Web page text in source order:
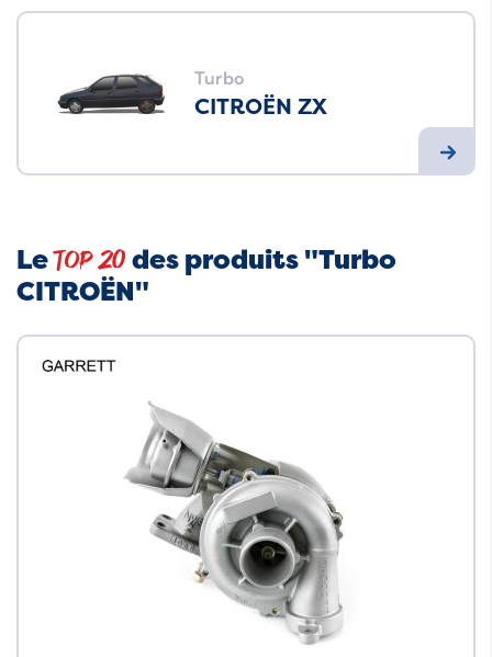
Turbo
CITROËN ZX
LeTop 20 des produits "Turbo
CITROËN"